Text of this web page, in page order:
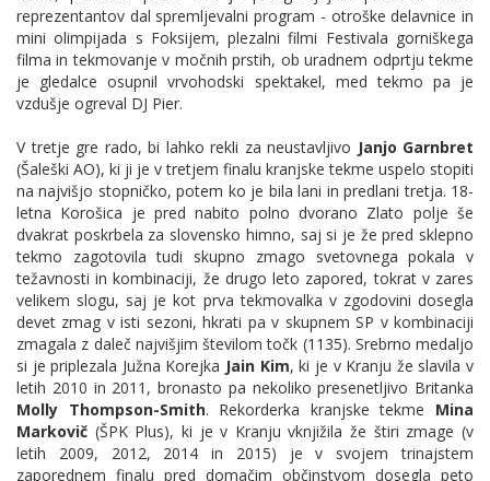
reprezentantov dal spremljevalni program - otroške delavnice in
mini olimpijada s Foksijem, plezalni filmi Festivala gorniškega
filma in tekmovanje v močnih prstih, ob uradnem odprtju tekme
je gledalce osupnil vrvohodski spektakel, med tekmo pa je
vzdušje ogreval DJ Pier.
V tretje gre rado, bi lahko rekli za neustavljivo Janjo Garnbret
(Šaleški AO), ki ji je v tretjem finalu kranjske tekme uspelo stopiti
na najvišjo stopničko, potem ko je bila lani in predlani tretja. 18-
letna Korošica je pred nabito polno dvorano Zlato polje še
dvakrat poskrbela za slovensko himno, saj si je že pred sklepno
tekmo zagotovila tudi skupno zmago svetovnega pokala v
težavnosti in kombinaciji, že drugo leto zapored, tokrat v zares
velikem slogu, saj je kot prva tekmovalka v zgodovini dosegla
devet zmag v isti sezoni, hkrati pa v skupnem SP v kombinaciji
zmagala z daleč najvišjim številom točk (1135). Srebrno medaljo
si je priplezala Južna Korejka Jain Kim, ki je v Kranju že slavila v
letih 2010 in 2011, bronasto pa nekoliko presenetljivo Britanka
Molly Thompson-Smith. Rekorderka kranjske tekme Mina
Markovič (ŠPK Plus), ki je v Kranju vknjižila že štiri zmage (v
letih 2009, 2012, 2014 in 2015) je v svojem trinajstem
zaporednem finalu pred domačim občinstvom dosegla peto